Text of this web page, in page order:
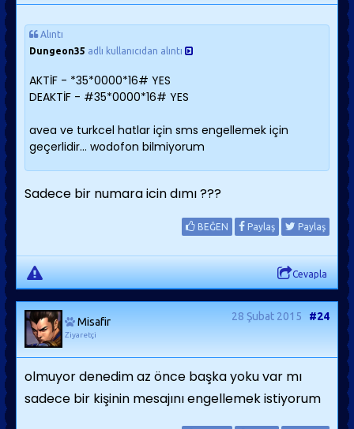
Alıntı
Dungeon35 adlı kullanıcıdan alıntı
AKTİF - *35*0000*16# YES
DEAKTİF - #35*0000*16# YES
avea ve turkcel hatlar için sms engellemek için
geçerlidir... wodofon bilmiyorum
Sadece bir numara icin dımı ???
BEĞEN Paylaş Paylaş
Cevapla
Misafir
Ziyaretçi
28 Şubat 2015 #24
olmuyor denedim az önce başka yoku var mı
sadece bir kişinin mesajını engellemek istiyorum